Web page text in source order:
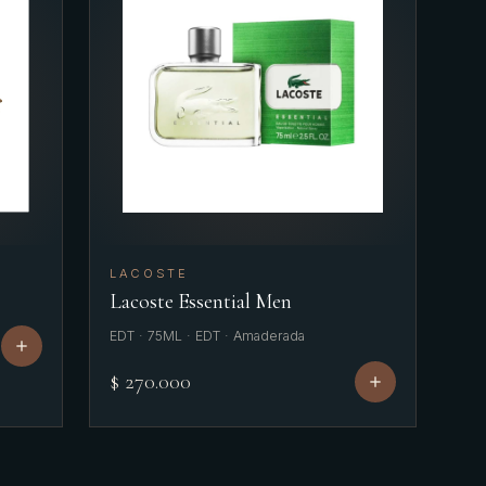
LACOSTE
Lacoste Essential Men
EDT · 75ML · EDT · Amaderada
$ 270.000